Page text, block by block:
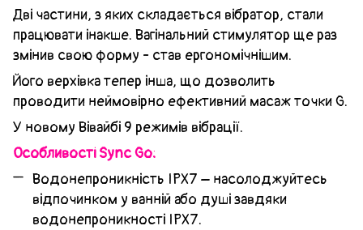
Дві частини, з яких складається вібратор, стали
працювати інакше. Вагінальний стимулятор ще раз
змінив свою форму - став ергономічнішим.
Його верхівка тепер інша, що дозволить
проводити неймовірно ефективний масаж точки G.
У новому Вівайбі 9 режимів вібрації.
Особливості Sync Go:
Водонепроникність IPX7 – насолоджуйтесь
відпочинком у ванній або душі завдяки
водонепроникності IPX7.